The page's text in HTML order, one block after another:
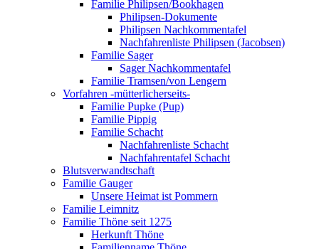
Familie Philipsen/Bookhagen
Philipsen-Dokumente
Philipsen Nachkommentafel
Nachfahrenliste Philipsen (Jacobsen)
Familie Sager
Sager Nachkommentafel
Familie Tramsen/von Lengern
Vorfahren -mütterlicherseits-
Familie Pupke (Pup)
Familie Pippig
Familie Schacht
Nachfahrenliste Schacht
Nachfahrentafel Schacht
Blutsverwandtschaft
Familie Gauger
Unsere Heimat ist Pommern
Familie Leimnitz
Familie Thöne seit 1275
Herkunft Thöne